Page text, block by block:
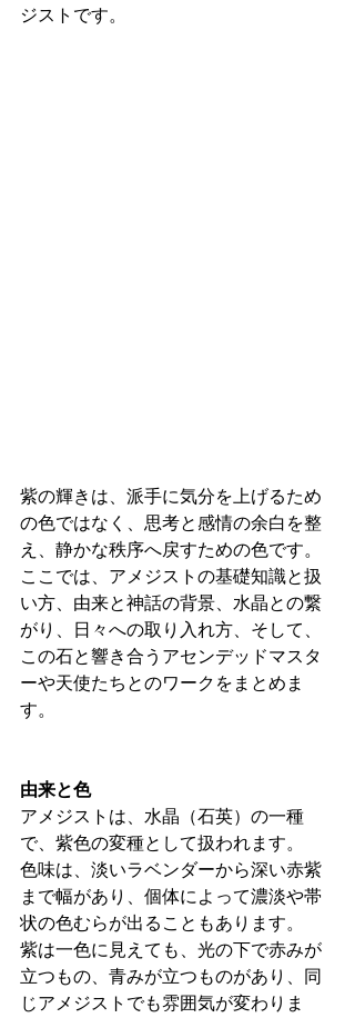
ジストです。
紫の輝きは、派手に気分を上げるため
の色ではなく、思考と感情の余白を整
え、静かな秩序へ戻すための色です。
ここでは、アメジストの基礎知識と扱
い方、由来と神話の背景、水晶との繋
がり、日々への取り入れ方、そして、
この石と響き合うアセンデッドマスタ
ーや天使たちとのワークをまとめま
す。
由来と色
アメジストは、水晶（石英）の一種
で、紫色の変種として扱われます。
色味は、淡いラベンダーから深い赤紫
まで幅があり、個体によって濃淡や帯
状の色むらが出ることもあります。
紫は一色に見えても、光の下で赤みが
立つもの、青みが立つものがあり、同
じアメジストでも雰囲気が変わりま